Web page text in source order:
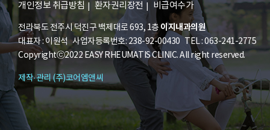
개인정보 취급방침 환자권리장전 비급여수가
전라북도 전주시 덕진구 백제대로 693, 1층 이지내과의원
대표자 : 이원석 사업자등록번호: 238-92-00430 TEL : 063-241-2775
Copyrightⓒ2022 EASY RHEUMATIS CLINIC. All right reserved.
제작·관리 (주)코어엠앤씨